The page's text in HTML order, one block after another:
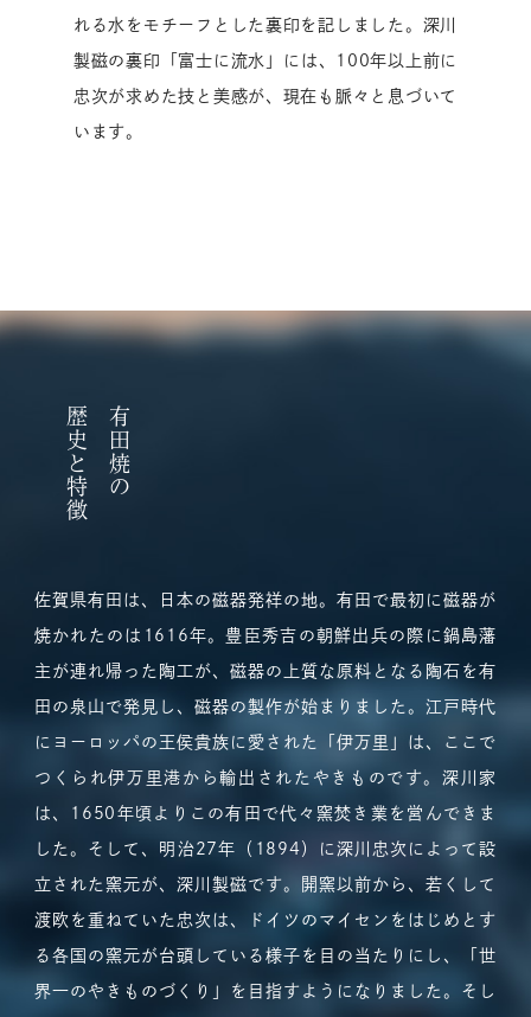
れる水をモチーフとした裏印を記しました。深川
製磁の裏印「富士に流水」には、100年以上前に
忠次が求めた技と美感が、現在も脈々と息づいて
います。
有田焼の
歴史と特徴
佐賀県有田は、日本の磁器発祥の地。有田で最初に磁器が
焼かれたのは1616年。豊臣秀吉の朝鮮出兵の際に鍋島藩
主が連れ帰った陶工が、磁器の上質な原料となる陶石を有
田の泉山で発見し、磁器の製作が始まりました。江戸時代
にヨーロッパの王侯貴族に愛された「伊万里」は、ここで
つくられ伊万里港から輸出されたやきものです。深川家
は、1650年頃よりこの有田で代々窯焚き業を営んできま
した。そして、明治27年（1894）に深川忠次によって設
立された窯元が、深川製磁です。開窯以前から、若くして
渡欧を重ねていた忠次は、ドイツのマイセンをはじめとす
る各国の窯元が台頭している様子を目の当たりにし、「世
界一のやきものづくり」を目指すようになりました。そし